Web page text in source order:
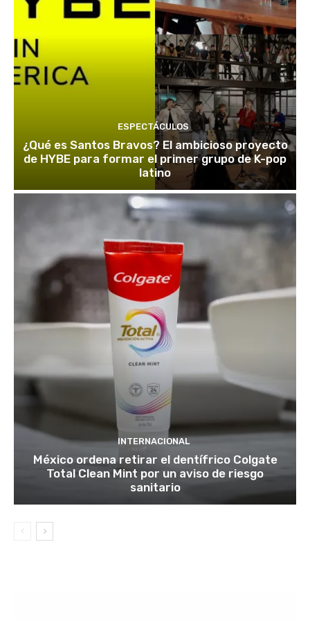
ESPECTÁCULOS
¿Qué es Santos Bravos? El ambicioso proyecto
de HYBE para formar el primer grupo de K-pop
latino
INTERNACIONAL
México ordena retirar el dentífrico Colgate
Total Clean Mint por un aviso de riesgo
sanitario